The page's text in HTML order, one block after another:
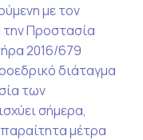
με τον
την Προστασία
2016/679
διάταγμα
των
σήμερα,
μέτρα